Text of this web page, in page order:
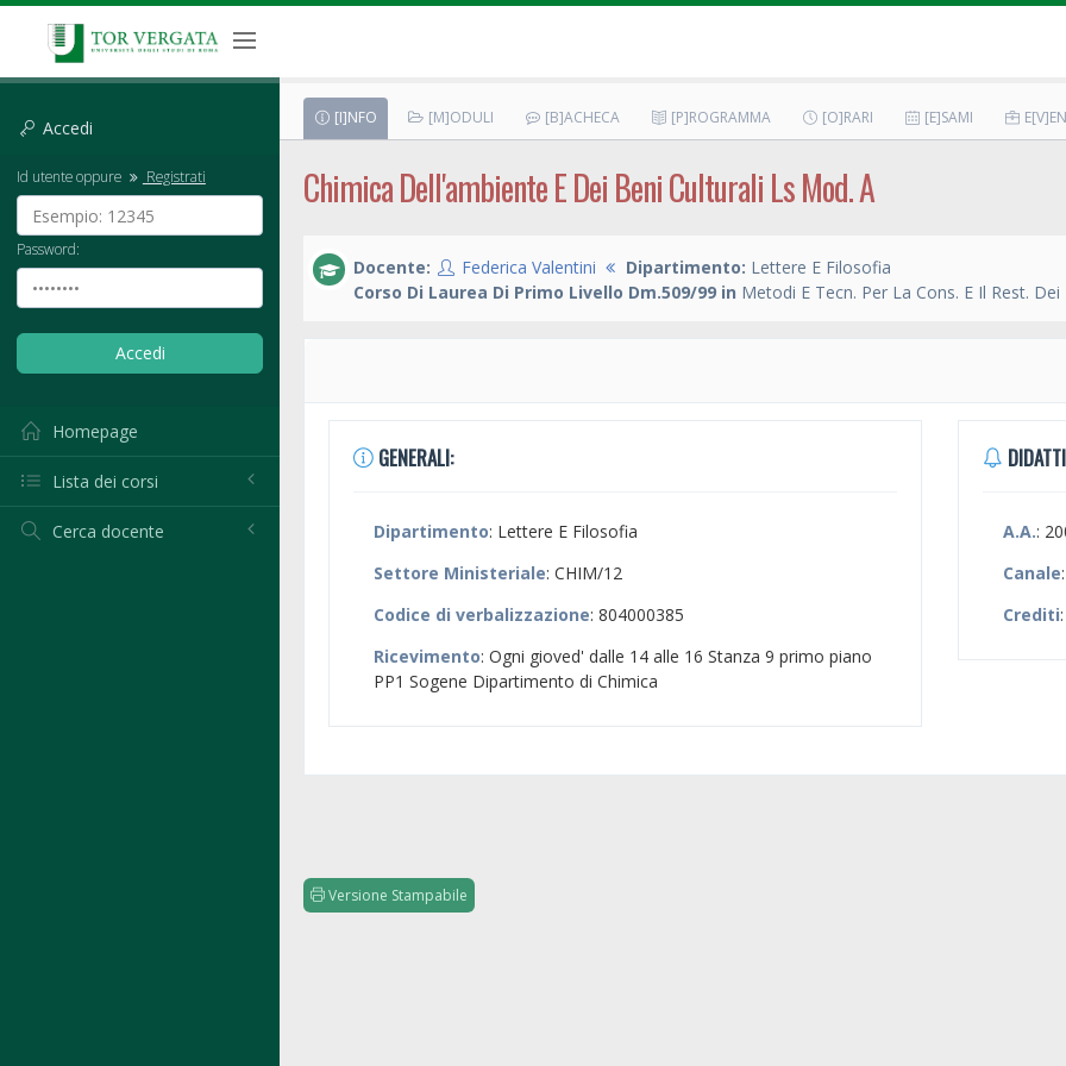
Accedi
Id utente oppure Registrati
Password:
Homepage
Lista dei corsi
Cerca docente
[I]NFO [M]ODULI [B]ACHECA [P]ROGRAMMA [O]RARI [E]SAMI
Chimica Dell'ambiente E Dei Beni Culturali Ls Mod. A
Docente: Federica Valentini Dipartimento: Lettere E Filosofia
Corso Di Laurea Di Primo Livello Dm.509/99 in Metodi E Tecn. Per La Cons. E Il Rest.
GENERALI:
Dipartimento: Lettere E Filosofia
Settore Ministeriale: CHIM/12
Codice di verbalizzazione: 804000385
Ricevimento: Ogni gioved' dalle 14 alle 16 Stanza 9 primo piano
PP1 Sogene Dipartimento di Chimica
A.A.:
Canale
Crediti
Versione Stampabile